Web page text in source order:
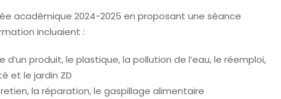
académique 2024-2025 en proposant une séance
incluaient :
produit, le plastique, la pollution de l’eau, le réemploi,
et le jardin ZD
la réparation, le gaspillage alimentaire